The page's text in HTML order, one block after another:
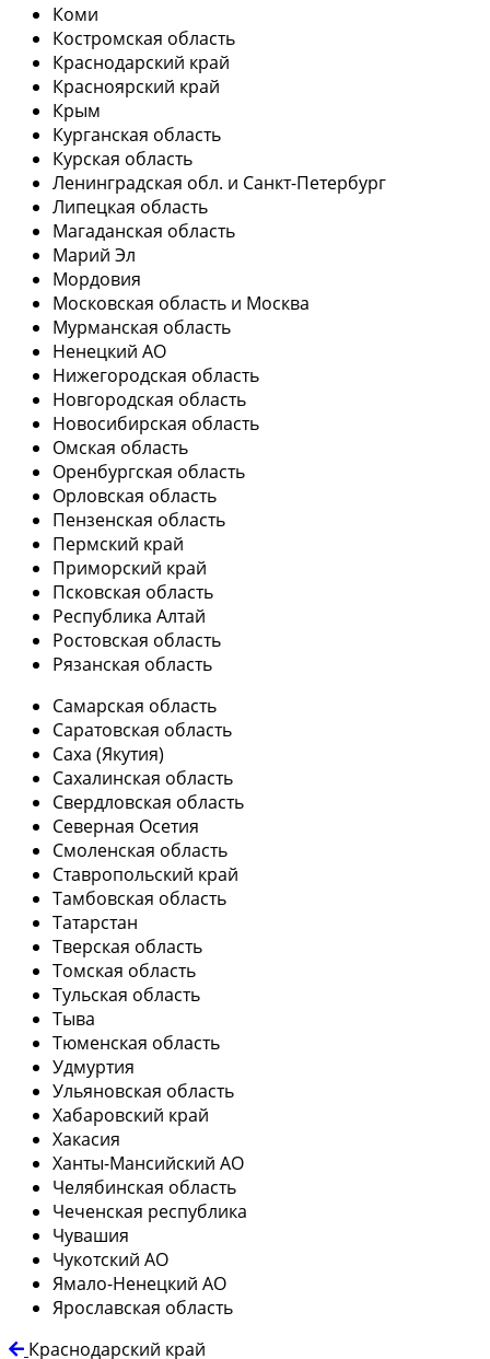
Коми
Костромская область
Краснодарский край
Красноярский край
Крым
Курганская область
Курская область
Ленинградская обл. и Санкт-Петербург
Липецкая область
Магаданская область
Марий Эл
Мордовия
Московская область и Москва
Мурманская область
Ненецкий АО
Нижегородская область
Новгородская область
Новосибирская область
Омская область
Оренбургская область
Орловская область
Пензенская область
Пермский край
Приморский край
Псковская область
Республика Алтай
Ростовская область
Рязанская область
Самарская область
Саратовская область
Саха (Якутия)
Сахалинская область
Свердловская область
Северная Осетия
Смоленская область
Ставропольский край
Тамбовская область
Татарстан
Тверская область
Томская область
Тульская область
Тыва
Тюменская область
Удмуртия
Ульяновская область
Хабаровский край
Хакасия
Ханты-Мансийский АО
Челябинская область
Чеченская республика
Чувашия
Чукотский АО
Ямало-Ненецкий АО
Ярославская область
Краснодарский край